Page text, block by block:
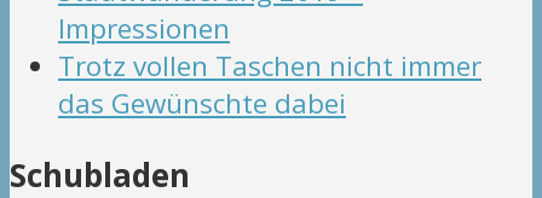
Impressionen
Trotz vollen Taschen nicht immer
das Gewünschte dabei
Schubladen